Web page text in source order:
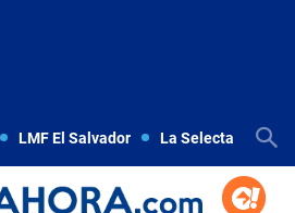
LMF El Salvador La Selecta